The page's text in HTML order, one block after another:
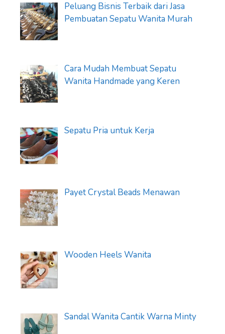
Peluang Bisnis Terbaik dari Jasa
Pembuatan Sepatu Wanita Murah
Cara Mudah Membuat Sepatu
Wanita Handmade yang Keren
Sepatu Pria untuk Kerja
Payet Crystal Beads Menawan
Wooden Heels Wanita
Sandal Wanita Cantik Warna Minty